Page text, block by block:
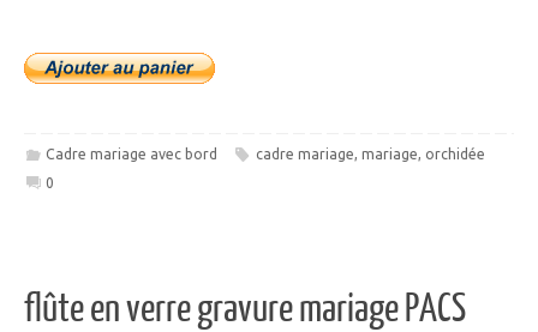
Cadre mariage avec bord cadre mariage,mariage, orchidée
0
flûte en verre gravure mariage PACS